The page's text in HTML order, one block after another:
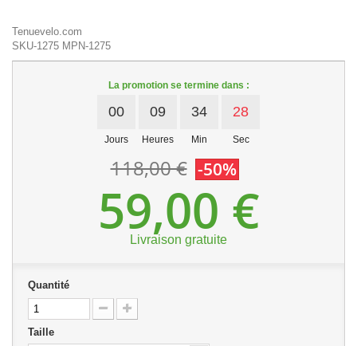
Tenuevelo.com
SKU-1275 MPN-1275
La promotion se termine dans :
00
Jours
09
Heures
34
Min
27
Sec
118,00 € -50%
59,00 €
Livraison gratuite
Quantité
Taille